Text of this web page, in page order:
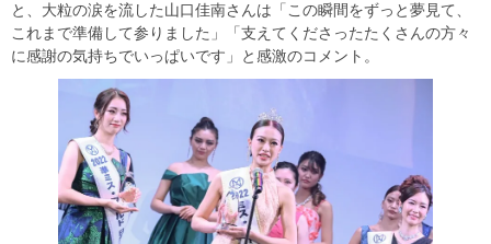
と、大粒の涙を流した山口佳南さんは「この瞬間をずっと夢見て、
これまで準備して参りました」「支えてくださったたくさんの方々
に感謝の気持ちでいっぱいです」と感激のコメント。